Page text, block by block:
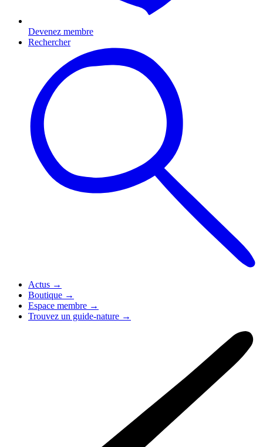
Devenez membre
Rechercher
Actus →
Boutique →
Espace membre →
Trouvez un guide-nature →